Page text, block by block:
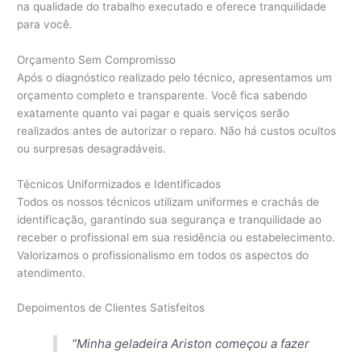
na qualidade do trabalho executado e oferece tranquilidade
para você.
Orçamento Sem Compromisso
Após o diagnóstico realizado pelo técnico, apresentamos um
orçamento completo e transparente. Você fica sabendo
exatamente quanto vai pagar e quais serviços serão
realizados antes de autorizar o reparo. Não há custos ocultos
ou surpresas desagradáveis.
Técnicos Uniformizados e Identificados
Todos os nossos técnicos utilizam uniformes e crachás de
identificação, garantindo sua segurança e tranquilidade ao
receber o profissional em sua residência ou estabelecimento.
Valorizamos o profissionalismo em todos os aspectos do
atendimento.
Depoimentos de Clientes Satisfeitos
“Minha geladeira Ariston começou a fazer